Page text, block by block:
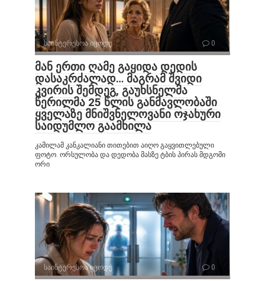
საინტერესოა იცოდე 0
მან ერთი ღამე გაყიდა დედის
დასაკრძალად… მაგრამ შვიდი
კვირის შემდეგ, გაუხსნელმა
წერილმა 25 წლის განმავლობაში
ყველაზე მნიშვნელოვანი ოჯახური
საიდუმლო გაამხილა
კამილამ კანკალიანი თითებით აიღო გაყვითლებული
ფოტო. ორსულობა და დედობა მასზე ტბის პირას მდგომი
ორი
საინტერესოა იცოდე 0